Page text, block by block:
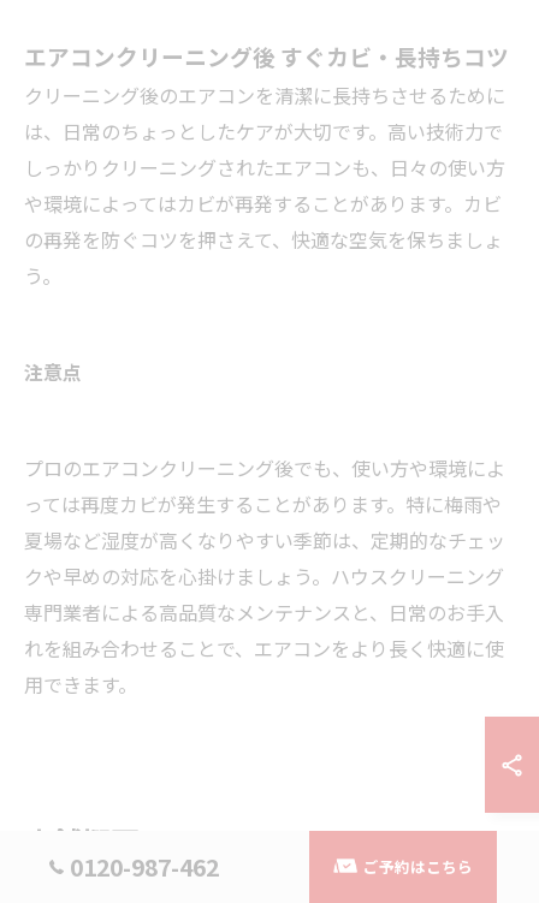
エアコンクリーニング後 すぐカビ・長持ちコツ
クリーニング後のエアコンを清潔に長持ちさせるために
は、日常のちょっとしたケアが大切です。高い技術力で
しっかりクリーニングされたエアコンも、日々の使い方
や環境によってはカビが再発することがあります。カビ
の再発を防ぐコツを押さえて、快適な空気を保ちましょ
う。
注意点
プロのエアコンクリーニング後でも、使い方や環境によ
っては再度カビが発生することがあります。特に梅雨や
夏場など湿度が高くなりやすい季節は、定期的なチェッ
クや早めの対応を心掛けましょう。ハウスクリーニング
専門業者による高品質なメンテナンスと、日常のお手入
れを組み合わせることで、エアコンをより長く快適に使
用できます。
店舗概要
0120-987-462 ご予約はこちら